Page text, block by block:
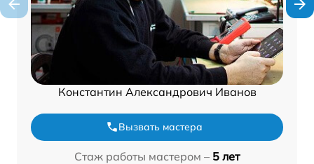
Константин Александрович Иванов
Вызвать мастера
Стаж работы мастером – 5 лет